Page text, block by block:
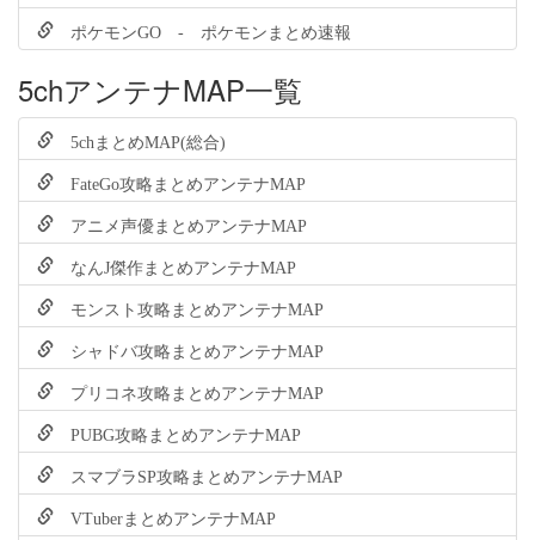
ポケモンGO - ポケモンまとめ速報
5chアンテナMAP一覧
5chまとめMAP(総合)
FateGo攻略まとめアンテナMAP
アニメ声優まとめアンテナMAP
なんJ傑作まとめアンテナMAP
モンスト攻略まとめアンテナMAP
シャドバ攻略まとめアンテナMAP
プリコネ攻略まとめアンテナMAP
PUBG攻略まとめアンテナMAP
スマブラSP攻略まとめアンテナMAP
VTuberまとめアンテナMAP